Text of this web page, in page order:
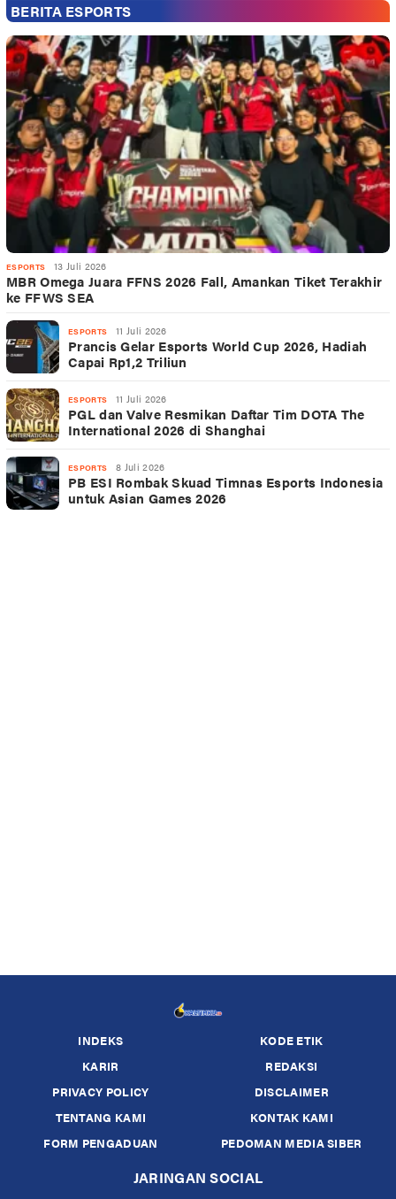
BERITA ESPORTS
ESPORTS 13 Juli 2026
MBR Omega Juara FFNS 2026 Fall, Amankan Tiket Terakhir
ke FFWS SEA
ESPORTS 11 Juli 2026
Prancis Gelar Esports World Cup 2026, Hadiah
Capai Rp1,2 Triliun
ESPORTS 11 Juli 2026
PGL dan Valve Resmikan Daftar Tim DOTA The
International 2026 di Shanghai
ESPORTS 8 Juli 2026
PB ESI Rombak Skuad Timnas Esports Indonesia
untuk Asian Games 2026
INDEKS
KODE ETIK
KARIR
REDAKSI
PRIVACY POLICY
DISCLAIMER
TENTANG KAMI
KONTAK KAMI
FORM PENGADUAN
PEDOMAN MEDIA SIBER
JARINGAN SOCIAL